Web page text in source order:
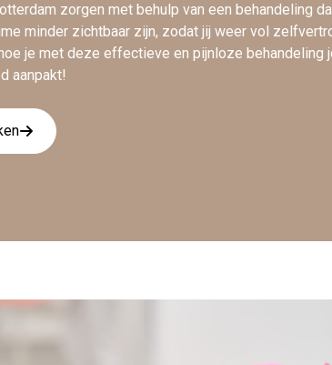
zorgen met behulp van een behandeling
minder zichtbaar zijn, zodat jij weer vol
je met deze effectieve en pijnloze behandeling
aanpakt!